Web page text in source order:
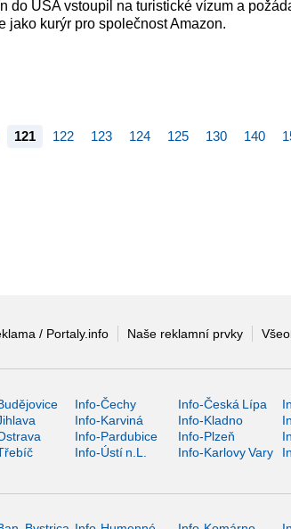
do USA vstoupil na turistické vízum a
jako kurýr pro společnost Amazon.
121 122 123 124 125 130 140
/ Portaly.info Naše reklamní prvky
Info-Čechy Info-Česká Lípa
Info-Karviná Info-Kladno
Info-Pardubice Info-Plzeň
Info-Ústí n.L. Info-Karlovy Vary